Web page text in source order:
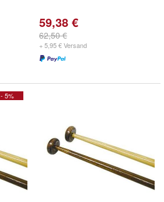
59,38 €
62,50 €
+ 5,95 € Versand
- 5%